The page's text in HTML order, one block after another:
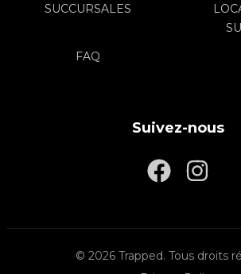
SUCCURSALES
FAQ
Suivez-nous
© 2026 Trapped. Tous droits